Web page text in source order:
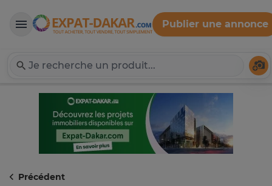
Expat-Dakar
Publier une annonce
Précédent